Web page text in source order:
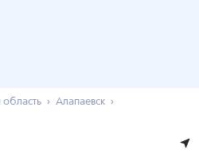
область
Алапаевск